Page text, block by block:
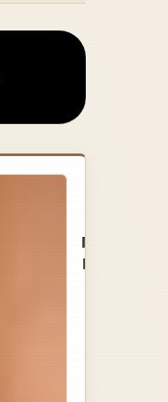
ПИТЕРСА
В КИЕВ В